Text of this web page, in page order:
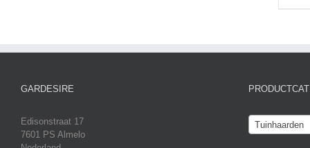
GARDESIRE
Edisonstraat 17
7601 PS Almelo
Tuinhaarden